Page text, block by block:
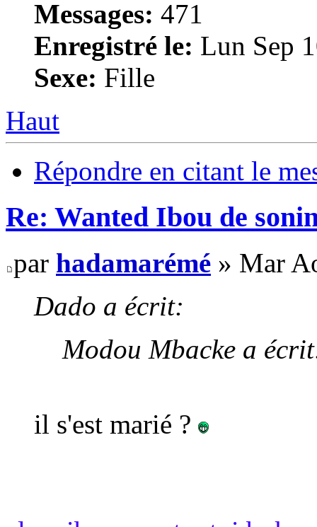
Messages: 471
Enregistré le: Lun Sep
Sexe: Fille
Haut
Répondre en citant le
Re: Wanted Ibou de
par hadamarémé » Mar
Dado a écrit:
Modou Mbacke a
il s'est marié ?